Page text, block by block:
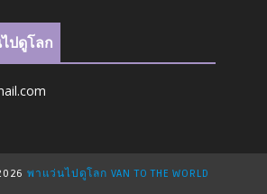
ปดูโลก
พาแว่นไปดูโลก VAN TO THE WORLD